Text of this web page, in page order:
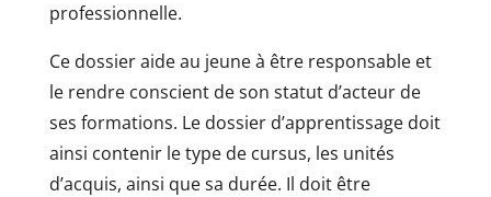
professionnelle.
Ce dossier aide au jeune à être responsable et
le rendre conscient de son statut d’acteur de
ses formations. Le dossier d’apprentissage doit
ainsi contenir le type de cursus, les unités
d’acquis, ainsi que sa durée. Il doit être